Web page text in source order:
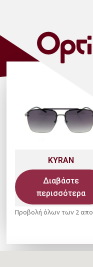
KYRAN
Διαβάστε
περισσότερα
Προβολή όλων των 2